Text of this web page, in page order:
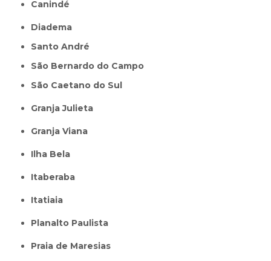
Canindé
Diadema
Santo André
São Bernardo do Campo
São Caetano do Sul
Granja Julieta
Granja Viana
Ilha Bela
Itaberaba
itatiaia
Planalto Paulista
Praia de Maresias